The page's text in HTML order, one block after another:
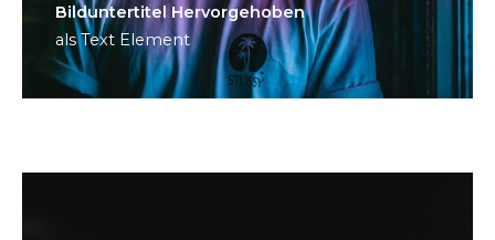
Bild­unter­titel Hervorgehoben
als Text Element